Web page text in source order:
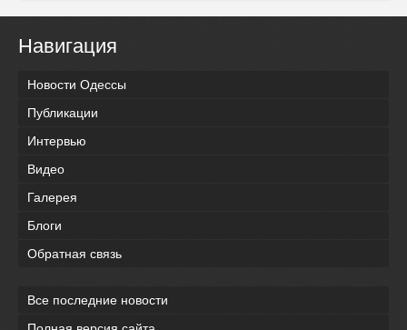
Навигация
Новости Одессы
Публикации
Интервью
Видео
Галерея
Блоги
Обратная связь
Все последние новости